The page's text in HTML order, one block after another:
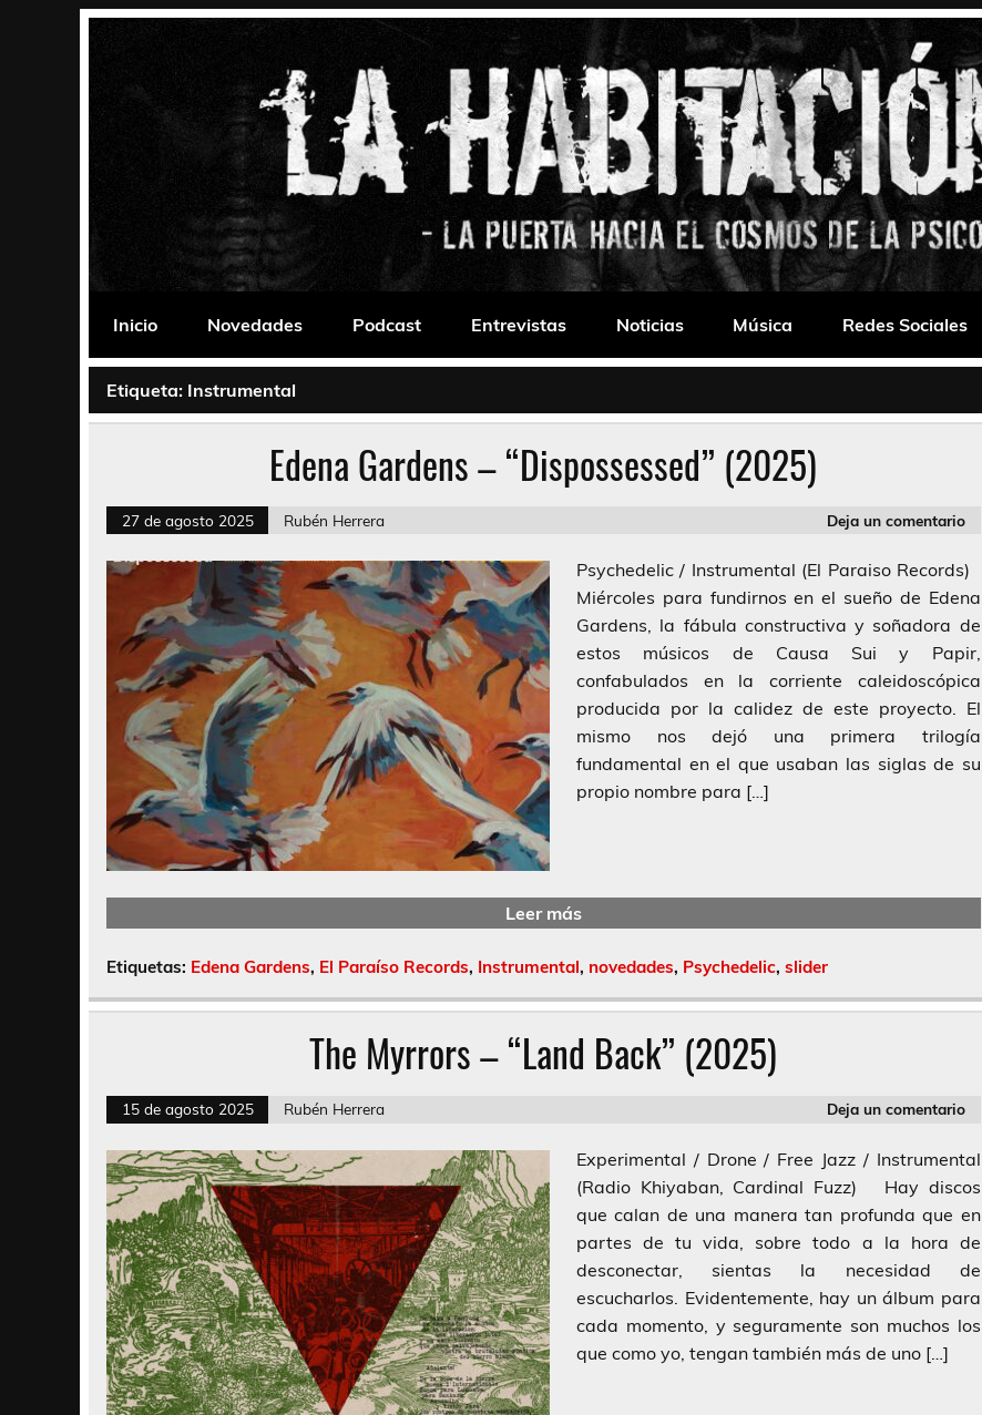
La Habitación 235
Inicio
Novedades Podcast Entrevistas Noticias Música Redes Sociales
Etiqueta: Instrumental
Edena Gardens – “Dispossessed” (2025)
27 de agosto 2025 Rubén Herrera Deja un comentario
Psychedelic / Instrumental (El Paraiso Records)
Miércoles para fundirnos en el sueño de Edena
Gardens, la fábula constructiva y soñadora de
estos músicos de Causa Sui y Papir,
confabulados en la corriente caleidoscópica
producida por la calidez de este proyecto. El
mismo nos dejó una primera trilogía
fundamental en el que usaban las siglas de su
propio nombre para […]
Leer más
Etiquetas: Edena Gardens, El Paraíso Records, Instrumental, novedades, Psychedelic, slider
The Myrrors – “Land Back” (2025)
15 de agosto 2025 Rubén Herrera Deja un comentario
Experimental / Drone / Free Jazz / Instrumental
(Radio Khiyaban, Cardinal Fuzz) Hay discos
que calan de una manera tan profunda que en
partes de tu vida, sobre todo a la hora de
desconectar, sientas la necesidad de
escucharlos. Evidentemente, hay un álbum para
cada momento, y seguramente son muchos los
que como yo, tengan también más de uno […]